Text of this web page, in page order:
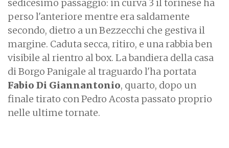
sedicesimo passaggio: in curva 3 il torinese ha
perso l'anteriore mentre era saldamente
secondo, dietro a un Bezzecchi che gestiva il
margine. Caduta secca, ritiro, e una rabbia ben
visibile al rientro al box. La bandiera della casa
di Borgo Panigale al traguardo l'ha portata
Fabio Di Giannantonio, quarto, dopo un
finale tirato con Pedro Acosta passato proprio
nelle ultime tornate.